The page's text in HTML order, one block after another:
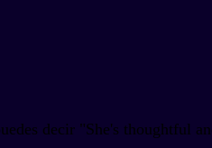
decir "She's thoughtful